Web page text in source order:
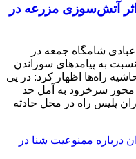
آتش‌سوزی مزرعه در
شامگاه جمعه در
به پیامدهای سوزاندن
راه‌ها اظهار کرد: در پی
محور سرخرود به آمل حد
پلیس راه در محل حادثه